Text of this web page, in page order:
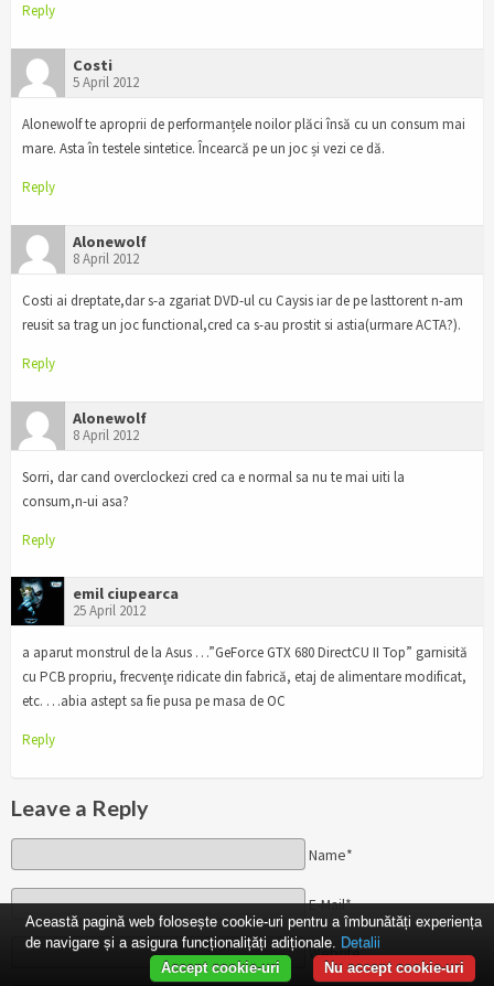
Reply
Costi
5 April 2012
Alonewolf te aproprii de performanțele noilor plăci însă cu un consum mai
mare. Asta în testele sintetice. Încearcă pe un joc și vezi ce dă.
Reply
Alonewolf
8 April 2012
Costi ai dreptate,dar s-a zgariat DVD-ul cu Caysis iar de pe lasttorent n-am
reusit sa trag un joc functional,cred ca s-au prostit si astia(urmare ACTA?).
Reply
Alonewolf
8 April 2012
Sorri, dar cand overclockezi cred ca e normal sa nu te mai uiti la
consum,n-ui asa?
Reply
emil ciupearca
25 April 2012
a aparut monstrul de la Asus …”GeForce GTX 680 DirectCU II Top” garnisită
cu PCB propriu, frecvenţe ridicate din fabrică, etaj de alimentare modificat,
etc. …abia astept sa fie pusa pe masa de OC
Reply
Leave a Reply
Name*
E-Mail*
Website
Această pagină web folosește cookie-uri pentru a îmbunătăți experiența
de navigare și a asigura funcționalițăți adiționale. Detalii
Nu accept cookie-uri
Accept cookie-uri